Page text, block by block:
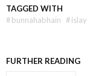
TAGGED WITH
#bunnahabhain #islay
FURTHER READING